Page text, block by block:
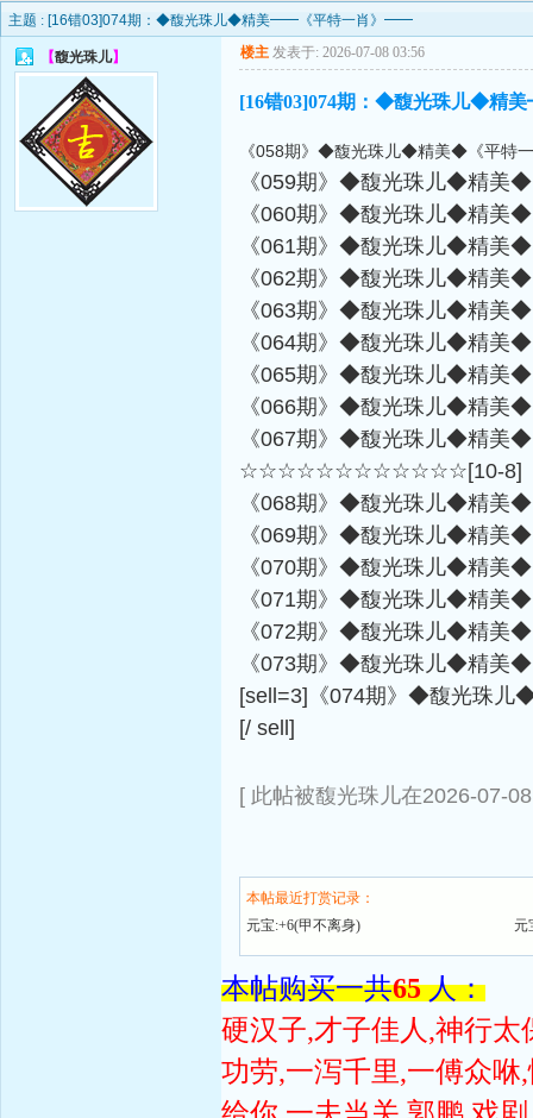
主题 : [16错03]074期：◆馥光珠儿◆精美━━《平特一肖》━━
【馥光珠儿】 楼主 发表于: 2026-07-08 03:56
[16错03]074期：◆馥光珠儿◆精
《058期》◆馥光珠儿◆精美◆《平特
《059期》◆馥光珠儿◆精美
《060期》◆馥光珠儿◆精美
《061期》◆馥光珠儿◆精美
《062期》◆馥光珠儿◆精美
《063期》◆馥光珠儿◆精美
《064期》◆馥光珠儿◆精美
《065期》◆馥光珠儿◆精美
《066期》◆馥光珠儿◆精美
《067期》◆馥光珠儿◆精美
☆☆☆☆☆☆☆☆☆☆☆☆[10-8]
《068期》◆馥光珠儿◆精美
《069期》◆馥光珠儿◆精美
《070期》◆馥光珠儿◆精美
《071期》◆馥光珠儿◆精美
《072期》◆馥光珠儿◆精美
《073期》◆馥光珠儿◆精美
[sell=3]《074期》◆馥光珠儿
[/ sell]
[ 此帖被馥光珠儿在2026-07-
本帖最近打赏记录：
元宝:+6(甲不离身)
元
本帖购买一共65人：
硬汉子,才子佳人,神行
功劳,一泻千里,一傅众